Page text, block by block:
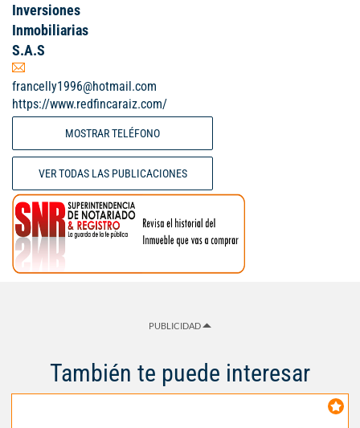
Inversiones
Inmobiliarias
S.A.S
francelly1996@hotmail.com
https://www.redfincaraiz.com/
MOSTRAR TELÉFONO
VER TODAS LAS PUBLICACIONES
PUBLICIDAD
También te puede interesar